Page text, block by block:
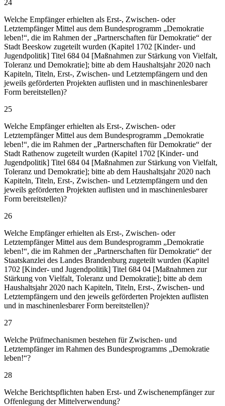
24
Welche Empfänger erhielten als Erst-, Zwischen- oder
Letztempfänger Mittel aus dem Bundesprogramm „Demokratie
leben!“, die im Rahmen der „Partnerschaften für Demokratie“ der
Stadt Beeskow zugeteilt wurden (Kapitel 1702 [Kinder- und
Jugendpolitik] Titel 684 04 [Maßnahmen zur Stärkung von Vielfalt,
Toleranz und Demokratie]; bitte ab dem Haushaltsjahr 2020 nach
Kapiteln, Titeln, Erst-, Zwischen- und Letztempfängern und den
jeweils geförderten Projekten auflisten und in maschinenlesbarer
Form bereitstellen)?
25
Welche Empfänger erhielten als Erst-, Zwischen- oder
Letztempfänger Mittel aus dem Bundesprogramm „Demokratie
leben!“, die im Rahmen der „Partnerschaften für Demokratie“ der
Stadt Rathenow zugeteilt wurden (Kapitel 1702 [Kinder- und
Jugendpolitik] Titel 684 04 [Maßnahmen zur Stärkung von Vielfalt,
Toleranz und Demokratie]; bitte ab dem Haushaltsjahr 2020 nach
Kapiteln, Titeln, Erst-, Zwischen- und Letztempfängern und den
jeweils geförderten Projekten auflisten und in maschinenlesbarer
Form bereitstellen)?
26
Welche Empfänger erhielten als Erst-, Zwischen- oder
Letztempfänger Mittel aus dem Bundesprogramm „Demokratie
leben!“, die im Rahmen der „Partnerschaften für Demokratie“ der
Staatskanzlei des Landes Brandenburg zugeteilt wurden (Kapitel
1702 [Kinder- und Jugendpolitik] Titel 684 04 [Maßnahmen zur
Stärkung von Vielfalt, Toleranz und Demokratie]; bitte ab dem
Haushaltsjahr 2020 nach Kapiteln, Titeln, Erst-, Zwischen- und
Letztempfängern und den jeweils geförderten Projekten auflisten
und in maschinenlesbarer Form bereitstellen)?
27
Welche Prüfmechanismen bestehen für Zwischen- und
Letztempfänger im Rahmen des Bundesprogramms „Demokratie
leben!“?
28
Welche Berichtspflichten haben Erst- und Zwischenempfänger zur
Offenlegung der Mittelverwendung?